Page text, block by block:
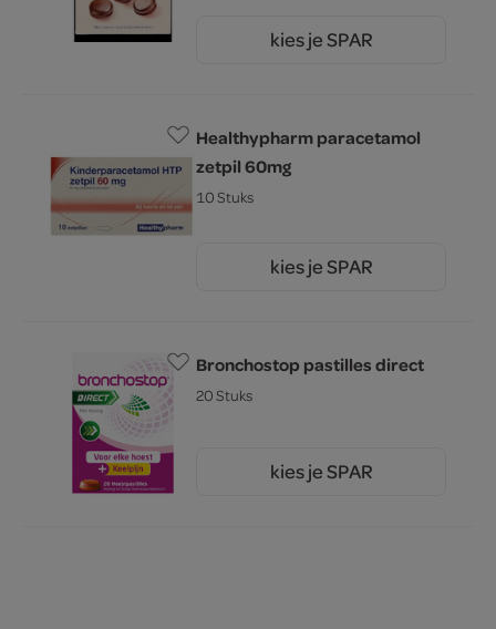
kies je SPAR
Healthypharm paracetamol
zetpil 60mg
10 Stuks
kies je SPAR
Bronchostop pastilles direct
20 Stuks
kies je SPAR